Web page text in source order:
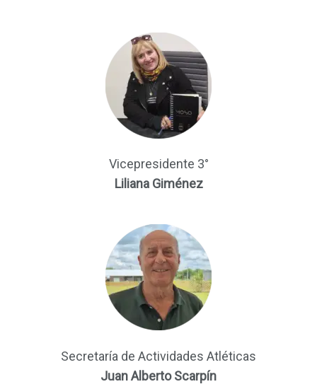
Vicepresidente 3°
Liliana Giménez
Secretaría de Actividades Atléticas
Juan Alberto Scarpín